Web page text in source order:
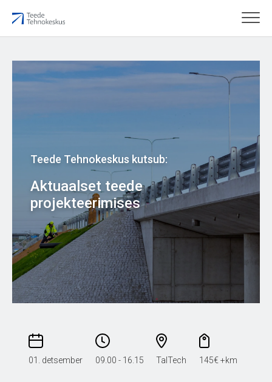
Teede Tehnokeskus kutsub:
Aktuaalset teede
projekteerimises
01. detsember 09.00 - 16.15 TalTech 145€ +km